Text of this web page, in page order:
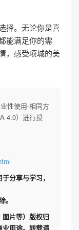
择。无论你是喜
能满足你的需
，感受项城的美
性使用-相同方
4.0）进行授
分享与学习，
。
片等）版权归
用途。转载请